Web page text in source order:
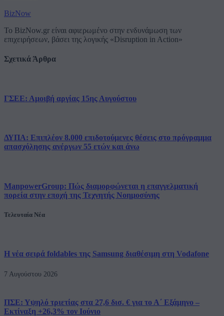
BizNow
Το BizNow.gr είναι αφιερωμένο στην ενδυνάμωση των
επιχειρήσεων, βάσει της λογικής «Disruption in Action»
Σχετικά Άρθρα
ΓΣΕΕ: Αμοιβή αργίας 15ης Αυγούστου
ΔΥΠΑ: Επιπλέον 8.000 επιδοτούμενες θέσεις στο πρόγραμμα
απασχόλησης ανέργων 55 ετών και άνω
ManpowerGroup: Πώς διαμορφώνεται η επαγγελματική
πορεία στην εποχή της Τεχνητής Νοημοσύνης
Τελευταία Νέα
Η νέα σειρά foldables της Samsung διαθέσιμη στη Vodafone
7 Αυγούστου 2026
ΠΣΕ: Υψηλό τριετίας στα 27,6 δισ. € για το Α΄ Εξάμηνο –
Εκτίναξη +26,3% τον Ιούνιο